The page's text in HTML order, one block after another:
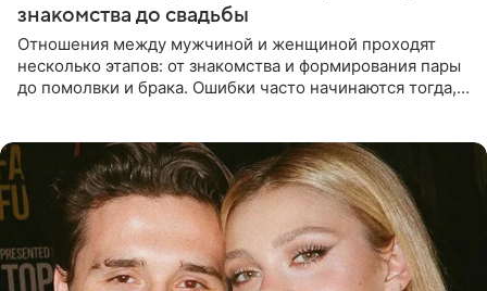
знакомства до свадьбы
Отношения между мужчиной и женщиной проходят
несколько этапов: от знакомства и формирования пары
до помолвки и брака. Ошибки часто начинаются тогда,